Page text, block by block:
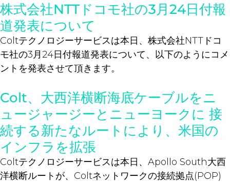
株式会社NTTドコモ社の3月24日付報
道発表について
Coltテクノロジーサービスは本日、株式会社NTTドコ
モ社の3月24日付報道発表について、以下のようにコメ
ントを発表させて頂きます。
Colt、大西洋横断海底ケーブルをニ
ュージャージーとニューヨークに 接
続する新たなルートにより、米国の
インフラを拡張
Coltテクノロジーサービスは本日、Apollo South大西
洋横断ルートが、Coltネットワークの接続拠点(POP)